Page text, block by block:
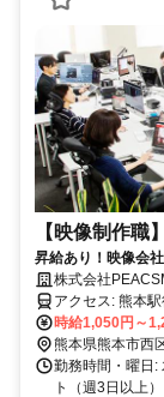
【映像制作職
昇給あり！映像会
株式会社
アクセス:
時給1,050円～
熊本県熊本市西
勤務時間・曜日:
ト（週3日以上）